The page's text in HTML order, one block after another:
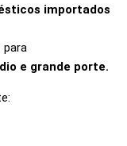
importados
para
e grande porte.